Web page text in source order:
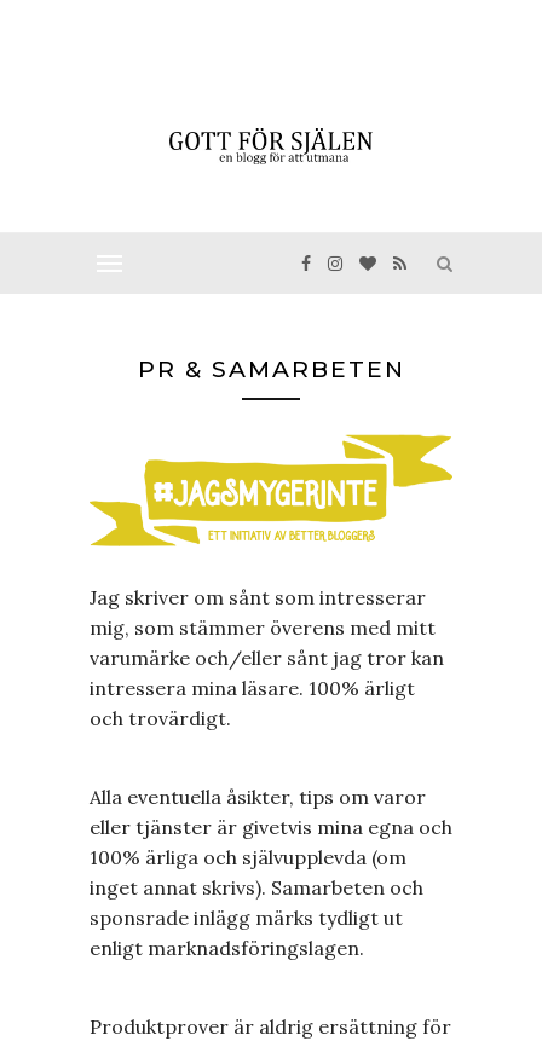
PR & SAMARBETEN
Jag skriver om sånt som intresserar
mig, som stämmer överens med mitt
varumärke och/eller sånt jag tror kan
intressera mina läsare. 100% ärligt
och trovärdigt.
Alla eventuella åsikter, tips om varor
eller tjänster är givetvis mina egna och
100% ärliga och självupplevda (om
inget annat skrivs). Samarbeten och
sponsrade inlägg märks tydligt ut
enligt marknadsföringslagen.
Produktprover är aldrig ersättning för